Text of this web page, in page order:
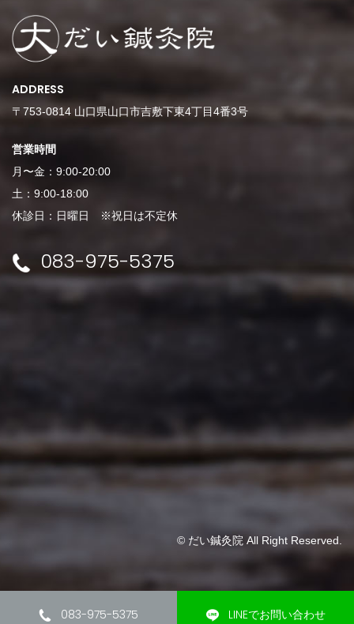
083-975-5375 LINEでお問い合わせ
ADDRESS
〒753-0814 山口県山口市吉敷下東4丁目4番3号
営業時間
月〜金：9:00-20:00
土：9:00-18:00
休診日：日曜日 ※祝日は不定休
083-975-5375
© だい鍼灸院 All Right Reserved.